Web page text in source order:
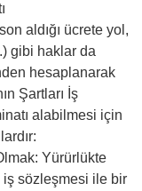
aldığı ücrete yol,
gibi haklar da
hesaplanarak
Şartları İş
alabilmesi için
Yürürlükte
iş sözleşmesi ile bir